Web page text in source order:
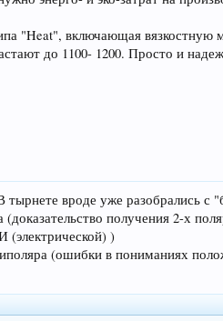
"Heat", включающая
до 1100- 1200. Просто и
вроде уже разобрались
получения 2-х
(электрической) )
(ошибки в пониманиях